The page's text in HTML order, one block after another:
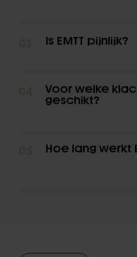
Is EMTT pijnlijk?
Voor welke
geschikt?
Hoe lang werkt